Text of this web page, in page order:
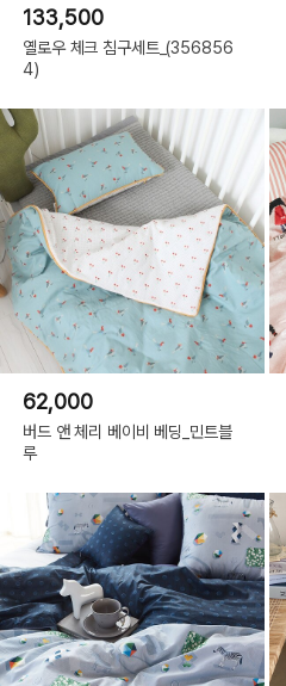
133,500
옐로우 체크 침구세트_(356856
4)
62,000
버드 앤 체리 베이비 베딩_민트블
루